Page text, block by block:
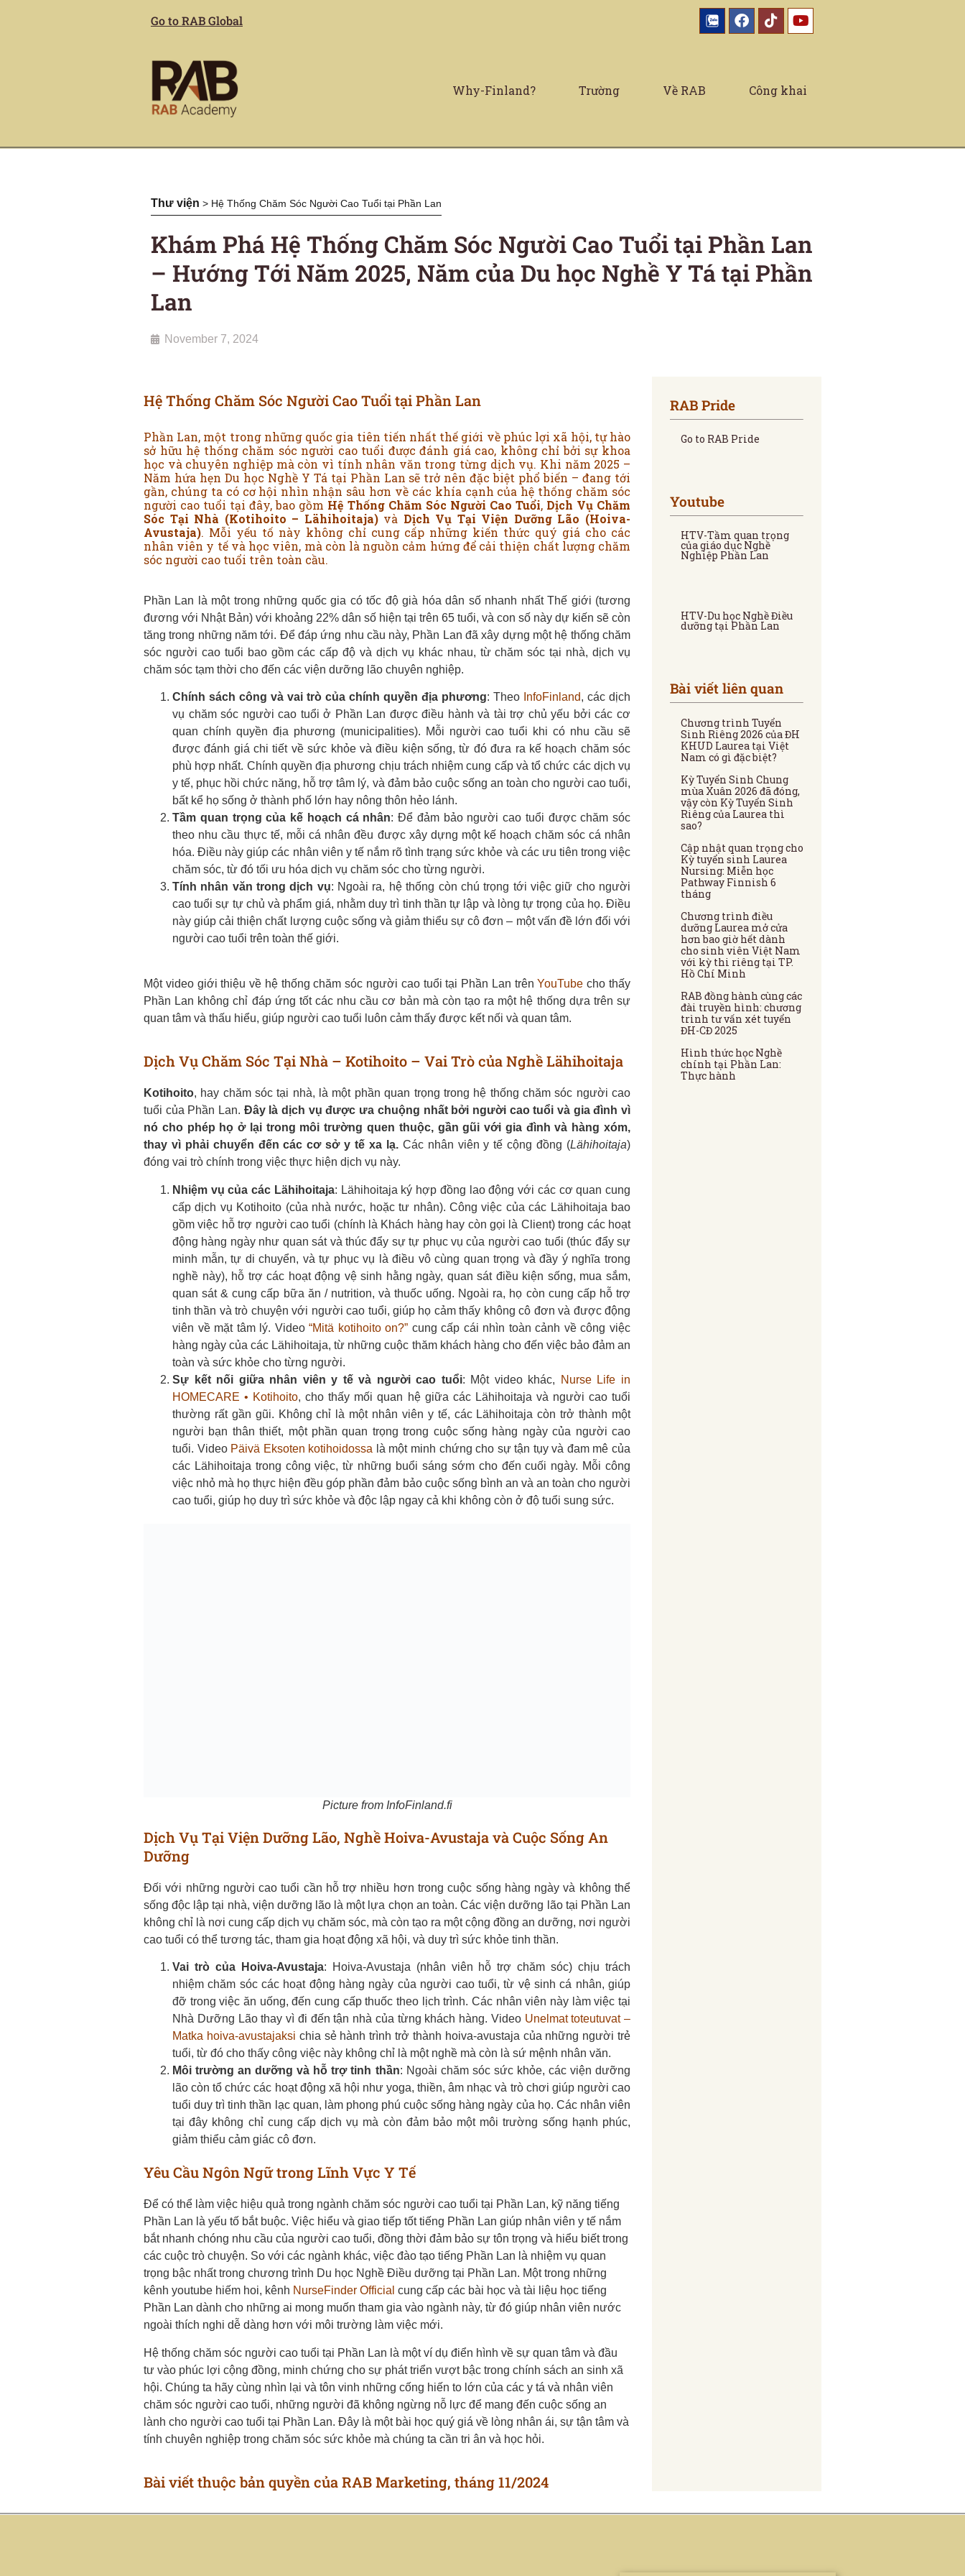
Go to RAB Global
Why-Finland? Trường Về RAB Công khai
Thư viện > Hệ Thống Chăm Sóc Người Cao Tuổi tại Phần Lan
Khám Phá Hệ Thống Chăm Sóc Người Cao Tuổi tại Phần Lan
– Hướng Tới Năm 2025, Năm của Du học Nghề Y Tá tại Phần
Lan
November 7, 2024
Hệ Thống Chăm Sóc Người Cao Tuổi tại Phần Lan
Phần Lan, một trong những quốc gia tiên tiến nhất thế giới về phúc lợi xã hội, tự hào
sở hữu hệ thống chăm sóc người cao tuổi được đánh giá cao, không chỉ bởi sự khoa
học và chuyên nghiệp mà còn vì tính nhân văn trong từng dịch vụ. Khi năm 2025 –
Năm hứa hẹn Du học Nghề Y Tá tại Phần Lan sẽ trở nên đặc biệt phổ biến – đang tới
gần, chúng ta có cơ hội nhìn nhận sâu hơn về các khía cạnh của hệ thống chăm sóc
người cao tuổi tại đây, bao gồm Hệ Thống Chăm Sóc Người Cao Tuổi, Dịch Vụ Chăm
Sóc Tại Nhà (Kotihoito – Lähihoitaja)và Dịch Vụ Tại Viện Dưỡng Lão (Hoiva-
Avustaja). Mỗi yếu tố này không chỉ cung cấp những kiến thức quý giá cho các
nhân viên y tế và học viên, mà còn là nguồn cảm hứng để cải thiện chất lượng chăm
sóc người cao tuổi trên toàn cầu.
Phần Lan là một trong những quốc gia có tốc độ già hóa dân số nhanh nhất Thế giới (tương
đương với Nhật Bản) với khoảng 22% dân số hiện tại trên 65 tuổi, và con số này dự kiến sẽ còn
tăng trong những năm tới. Để đáp ứng nhu cầu này, Phần Lan đã xây dựng một hệ thống chăm
sóc người cao tuổi bao gồm các cấp độ và dịch vụ khác nhau, từ chăm sóc tại nhà, dịch vụ
chăm sóc tạm thời cho đến các viện dưỡng lão chuyên nghiệp.
Chính sách công và vai trò của chính quyền địa phương: Theo InfoFinland, các dịch
vụ chăm sóc người cao tuổi ở Phần Lan được điều hành và tài trợ chủ yếu bởi các cơ
quan chính quyền địa phương (municipalities). Mỗi người cao tuổi khi có nhu cầu sẽ
được đánh giá chi tiết về sức khỏe và điều kiện sống, từ đó đưa ra kế hoạch chăm sóc
phù hợp nhất. Chính quyền địa phương chịu trách nhiệm cung cấp và tổ chức các dịch vụ
y tế, phục hồi chức năng, hỗ trợ tâm lý, và đảm bảo cuộc sống an toàn cho người cao tuổi,
bất kể họ sống ở thành phố lớn hay nông thôn hẻo lánh.
Tầm quan trọng của kế hoạch cá nhân: Để đảm bảo người cao tuổi được chăm sóc
theo nhu cầu thực tế, mỗi cá nhân đều được xây dựng một kế hoạch chăm sóc cá nhân
hóa. Điều này giúp các nhân viên y tế nắm rõ tình trạng sức khỏe và các ưu tiên trong việc
chăm sóc, từ đó tối ưu hóa dịch vụ chăm sóc cho từng người.
Tính nhân văn trong dịch vụ: Ngoài ra, hệ thống còn chú trọng tới việc giữ cho người
cao tuổi sự tự chủ và phẩm giá, nhằm duy trì tinh thần tự lập và lòng tự trọng của họ. Điều
này giúp cải thiện chất lượng cuộc sống và giảm thiểu sự cô đơn – một vấn đề lớn đối với
người cao tuổi trên toàn thế giới.
Một video giới thiệu về hệ thống chăm sóc người cao tuổi tại Phần Lan trên YouTube cho thấy
Phần Lan không chỉ đáp ứng tốt các nhu cầu cơ bản mà còn tạo ra một hệ thống dựa trên sự
quan tâm và thấu hiểu, giúp người cao tuổi luôn cảm thấy được kết nối và quan tâm.
Dịch Vụ Chăm Sóc Tại Nhà – Kotihoito – Vai Trò của Nghề Lähihoitaja
Kotihoito, hay chăm sóc tại nhà, là một phần quan trọng trong hệ thống chăm sóc người cao
tuổi của Phần Lan. Đây là dịch vụ được ưa chuộng nhất bởi người cao tuổi và gia đình vì
nó cho phép họ ở lại trong môi trường quen thuộc, gần gũi với gia đình và hàng xóm,
thay vì phải chuyển đến các cơ sở y tế xa lạ.Các nhân viên y tế cộng đồng (Lähihoitaja)
đóng vai trò chính trong việc thực hiện dịch vụ này.
Nhiệm vụ của các Lähihoitaja: Lähihoitaja ký hợp đồng lao động với các cơ quan cung
cấp dịch vụ Kotihoito (của nhà nước, hoặc tư nhân). Công việc của các Lähihoitaja bao
gồm việc hỗ trợ người cao tuổi (chính là Khách hàng hay còn gọi là Client) trong các hoạt
động hàng ngày như quan sát và thúc đẩy sự tự phục vụ của người cao tuổi (thúc đẩy sự
minh mẫn, tự di chuyển, và tự phục vụ là điều vô cùng quan trọng và đầy ý nghĩa trong
nghề này), hỗ trợ các hoạt động vệ sinh hằng ngày, quan sát điều kiện sống, mua sắm,
quan sát & cung cấp bữa ăn / nutrition, và thuốc uống. Ngoài ra, họ còn cung cấp hỗ trợ
tinh thần và trò chuyện với người cao tuổi, giúp họ cảm thấy không cô đơn và được động
viên về mặt tâm lý. Video “Mitä kotihoito on?” cung cấp cái nhìn toàn cảnh về công việc
hàng ngày của các Lähihoitaja, từ những cuộc thăm khách hàng cho đến việc bảo đảm an
toàn và sức khỏe cho từng người.
Sự kết nối giữa nhân viên y tế và người cao tuổi: Một video khác,
Nurse Life in
HOMECARE • Kotihoito, cho thấy mối quan hệ giữa các Lähihoitaja và người cao tuổi
thường rất gần gũi. Không chỉ là một nhân viên y tế, các Lähihoitaja còn trở thành một
người bạn thân thiết, một phần quan trọng trong cuộc sống hàng ngày của người cao
tuổi. VideoPäivä Eksoten kotihoidossa là một minh chứng cho sự tận tụy và đam mê của
các Lähihoitaja trong công việc, từ những buổi sáng sớm cho đến cuối ngày. Mỗi công
việc nhỏ mà họ thực hiện đều góp phần đảm bảo cuộc sống bình an và an toàn cho người
cao tuổi, giúp họ duy trì sức khỏe và độc lập ngay cả khi không còn ở độ tuổi sung sức.
Picture from InfoFinland.fi
Dịch Vụ Tại Viện Dưỡng Lão, Nghề Hoiva-Avustaja và Cuộc Sống An
Dưỡng
Đối với những người cao tuổi cần hỗ trợ nhiều hơn trong cuộc sống hàng ngày và không thể
sống độc lập tại nhà, viện dưỡng lão là một lựa chọn an toàn. Các viện dưỡng lão tại Phần Lan
không chỉ là nơi cung cấp dịch vụ chăm sóc, mà còn tạo ra một cộng đồng an dưỡng, nơi người
cao tuổi có thể tương tác, tham gia hoạt động xã hội, và duy trì sức khỏe tinh thần.
Vai trò của Hoiva-Avustaja: Hoiva-Avustaja (nhân viên hỗ trợ chăm sóc) chịu trách
nhiệm chăm sóc các hoạt động hàng ngày của người cao tuổi, từ vệ sinh cá nhân, giúp
đỡ trong việc ăn uống, đến cung cấp thuốc theo lịch trình. Các nhân viên này làm việc tại
Nhà Dưỡng Lão thay vì đi đến tận nhà của từng khách hàng. Video Unelmat toteutuvat –
Matka hoiva-avustajaksi chia sẻ hành trình trở thành hoiva-avustaja của những người trẻ
tuổi, từ đó cho thấy công việc này không chỉ là một nghề mà còn là sứ mệnh nhân văn.
Môi trường an dưỡng và hỗ trợ tinh thần: Ngoài chăm sóc sức khỏe, các viện dưỡng
lão còn tổ chức các hoạt động xã hội như yoga, thiền, âm nhạc và trò chơi giúp người cao
tuổi duy trì tinh thần lạc quan, làm phong phú cuộc sống hàng ngày của họ. Các nhân viên
tại đây không chỉ cung cấp dịch vụ mà còn đảm bảo một môi trường sống hạnh phúc,
giảm thiểu cảm giác cô đơn.
Yêu Cầu Ngôn Ngữ trong Lĩnh Vực Y Tế
Để có thể làm việc hiệu quả trong ngành chăm sóc người cao tuổi tại Phần Lan, kỹ năng tiếng
Phần Lan là yếu tố bắt buộc. Việc hiểu và giao tiếp tốt tiếng Phần Lan giúp nhân viên y tế nắm
bắt nhanh chóng nhu cầu của người cao tuổi, đồng thời đảm bảo sự tôn trọng và hiểu biết trong
các cuộc trò chuyện. So với các ngành khác, việc đào tạo tiếng Phần Lan là nhiệm vụ quan
trọng bậc nhất trong chương trình Du học Nghề Điều dưỡng tại Phần Lan. Một trong những
kênh youtube hiếm hoi, kênh NurseFinder Official cung cấp các bài học và tài liệu học tiếng
Phần Lan dành cho những ai mong muốn tham gia vào ngành này, từ đó giúp nhân viên nước
ngoài thích nghi dễ dàng hơn với môi trường làm việc mới.
Hệ thống chăm sóc người cao tuổi tại Phần Lan là một ví dụ điển hình về sự quan tâm và đầu
tư vào phúc lợi cộng đồng, minh chứng cho sự phát triển vượt bậc trong chính sách an sinh xã
hội. Chúng ta hãy cùng nhìn lại và tôn vinh những cống hiến to lớn của các y tá và nhân viên
chăm sóc người cao tuổi, những người đã không ngừng nỗ lực để mang đến cuộc sống an
lành cho người cao tuổi tại Phần Lan. Đây là một bài học quý giá về lòng nhân ái, sự tận tâm và
tính chuyên nghiệp trong chăm sóc sức khỏe mà chúng ta cần tri ân và học hỏi.
Bài viết thuộc bản quyền của RAB Marketing, tháng 11/2024
RAB Pride
Go to RAB Pride
Youtube
HTV-Tầm quan trọng
của giáo dục Nghề
Nghiệp Phần Lan
HTV-Du học Nghề Điều
dưỡng tại Phần Lan
Bài viết liên quan
Chương trình Tuyển
Sinh Riêng 2026 của ĐH
KHUD Laurea tại Việt
Nam có gì đặc biệt?
Kỳ Tuyển Sinh Chung
mùa Xuân 2026 đã đóng,
vậy còn Kỳ Tuyển Sinh
Riêng của Laurea thì
sao?
Cập nhật quan trọng cho
Kỳ tuyển sinh Laurea
Nursing: Miễn học
Pathway Finnish 6
tháng
Chương trình điều
dưỡng Laurea mở cửa
hơn bao giờ hết dành
cho sinh viên Việt Nam
với kỳ thi riêng tại TP.
Hồ Chí Minh
RAB đồng hành cùng các
đài truyền hình: chương
trình tư vấn xét tuyển
ĐH-CĐ 2025
Hình thức học Nghề
chính tại Phần Lan:
Thực hành